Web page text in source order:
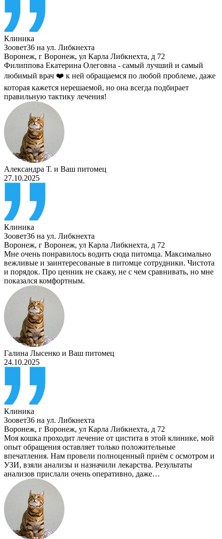
Клиника
Зоовет36 на ул. Либкнехта
Воронеж, г Воронеж, ул Карла Либкнехта, д 72
Филиппова Екатерина Олеговна - самый лучший и самый
любимый врач ❤️ к ней обращаемся по любой проблеме, даже
которая кажется нерешаемой, но она всегда подбирает
правильную тактику лечения!
Александра Т. и Ваш питомец
27.10.2025
Клиника
Зоовет36 на ул. Либкнехта
Воронеж, г Воронеж, ул Карла Либкнехта, д 72
Мне очень понравилось водить сюда питомца. Максимально
вежливые и заинтересованые в питомце сотрудники. Чистота
и порядок. Про ценник не скажу, не с чем сравнивать, но мне
показался комфортным.
Галина Лысенко и Ваш питомец
24.10.2025
Клиника
Зоовет36 на ул. Либкнехта
Воронеж, г Воронеж, ул Карла Либкнехта, д 72
Моя кошка проходит лечение от цистита в этой клинике, мой
опыт обращения оставляет только положительные
впечатления. Нам провели полноценный приём с осмотром и
УЗИ, взяли анализы и назначили лекарства. Результаты
анализов прислали очень оперативно, даже…